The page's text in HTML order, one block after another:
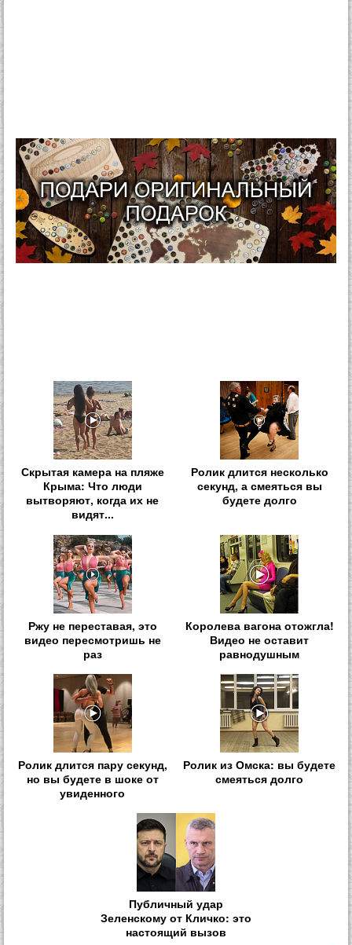
Скрытая камера на пляже
Крыма: Что люди
вытворяют, когда их не
видят...
Ролик длится несколько
секунд, а смеяться вы
будете долго
Ржу не переставая, это
видео пересмотришь не
раз
Королева вагона отожгла!
Видео не оставит
равнодушным
Ролик длится пару секунд,
но вы будете в шоке от
увиденного
Ролик из Омска: вы будете
смеяться долго
Публичный удар
Зеленскому от Кличко: это
настоящий вызов